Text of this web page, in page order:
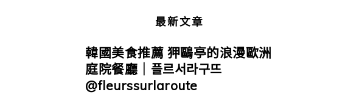
最新文章
韓國美食推薦 狎鷗亭的浪漫歐洲
庭院餐廳｜플르서라구뜨
@fleurssurlaroute